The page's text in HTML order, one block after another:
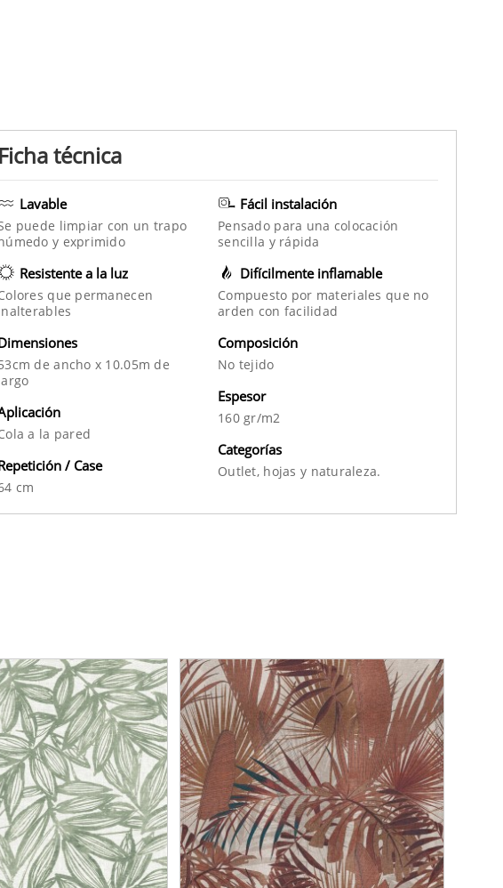
Ficha técnica
Lavable
puede limpiar con un trapo
y exprimido
Resistente a la luz
que permanecen
Fácil instalación
Pensado para una colocación
sencilla y rápida
Difícilmente inflamable
Compuesto por materiales que no
arden con facilidad
de ancho x 10.05m de
a la pared
/ Case
cm
Composición
No tejido
Espesor
160 gr/m2
Categorías
Outlet, hojas y naturaleza.